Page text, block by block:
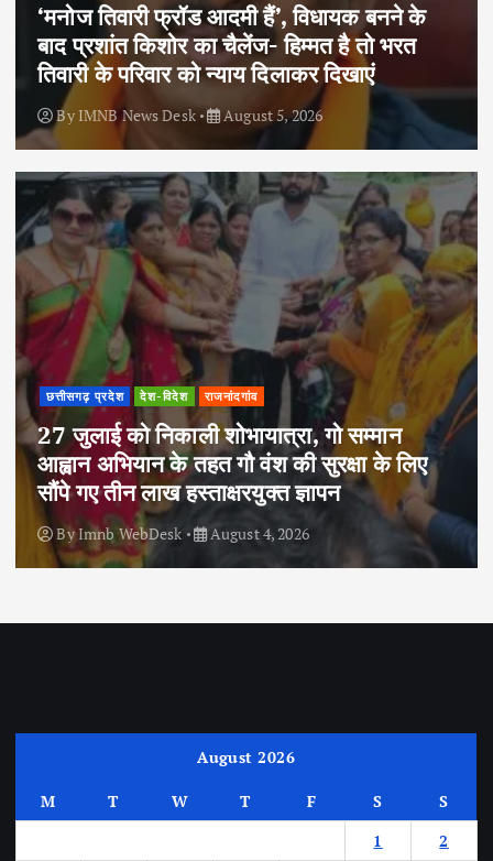
‘मनोज तिवारी फ्रॉड आदमी हैं’, विधायक बनने के
बाद प्रशांत किशोर का चैलेंज- हिम्मत है तो भरत
तिवारी के परिवार को न्याय दिलाकर दिखाएं
By IMNB News Desk August 5, 2026
छत्तीसगढ़ प्रदेश देश-विदेश राजनांदगांव
27 जुलाई को निकाली शोभायात्रा, गो सम्मान
आह्वान अभियान के तहत गौ वंश की सुरक्षा के लिए
सौंपे गए तीन लाख हस्ताक्षरयुक्त ज्ञापन
ByImnb WebDesk August 4, 2026
August 2026
M T W T F S
S
1
2